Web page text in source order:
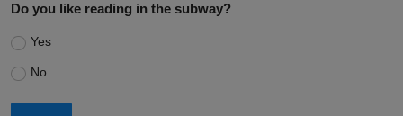
Do you like reading in the subway?
Yes
No